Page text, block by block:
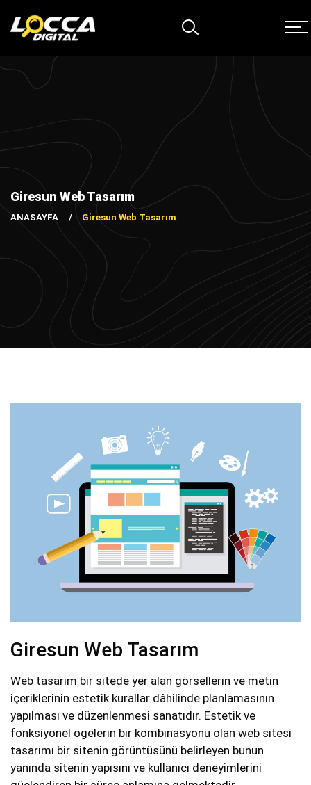
Giresun Web Tasarım
ANASAYFA Giresun Web Tasarım
Giresun Web Tasarım
Web tasarım bir sitede yer alan görsellerin ve metin
içeriklerinin estetik kurallar dâhilinde planlamasının
yapılması ve düzenlenmesi sanatıdır. Estetik ve
fonksiyonel ögelerin bir kombinasyonu olan web sitesi
tasarımı bir sitenin görüntüsünü belirleyen bunun
yanında sitenin yapısını ve kullanıcı deneyimlerini